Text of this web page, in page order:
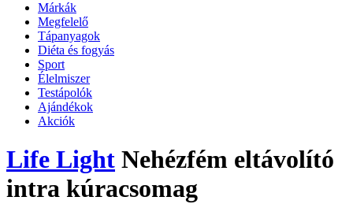
Márkák
Megfelelő
Tápanyagok
Diéta és fogyás
Sport
Élelmiszer
Testápolók
Ajándékok
Akciók
Life Light Nehézfém eltávolító
intra kúracsomag